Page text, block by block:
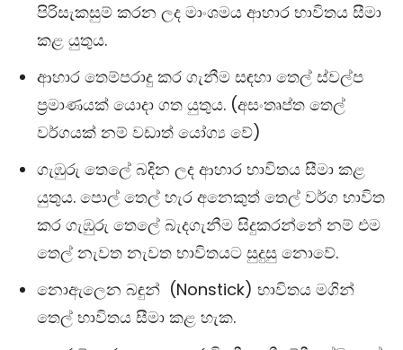
පිරිසැකසුම් කරන ලද මාංශමය ආහාර භාවිතය සීමා
කළ යුතුය.
ආහාර තෙම්පරාදු කර ගැනීම සඳහා තෙල් ස්වල්ප
ප්‍රමාණයක් යොදා ගත යුතුය. (අසංතෘප්ත තෙල්
වර්ගයක් නම් වඩාත් යෝග්‍ය වේ)
ගැඹුරු තෙලේ බදින ලද ආහාර භාවිතය සීමා කළ
යුතුය. පොල් තෙල් හැර අනෙකුත් තෙල් වර්ග භාවිත
කර ගැඹුරු තෙලේ බැදගැනීම සිදුකරන්නේ නම් එම
තෙල් නැවත නැවත භාවිතයට සුදුසු නොවේ.
නොඇලෙන බඳුන් (Nonstick) භාවිතය මගින්
තෙල් භාවිතය සීමා කළ හැක.